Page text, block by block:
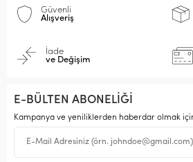
Güvenli
Alışveriş
İade
ve Değişim
E-BÜLTEN ABONELİĞİ
Kampanya ve yeniliklerden haberdar olmak